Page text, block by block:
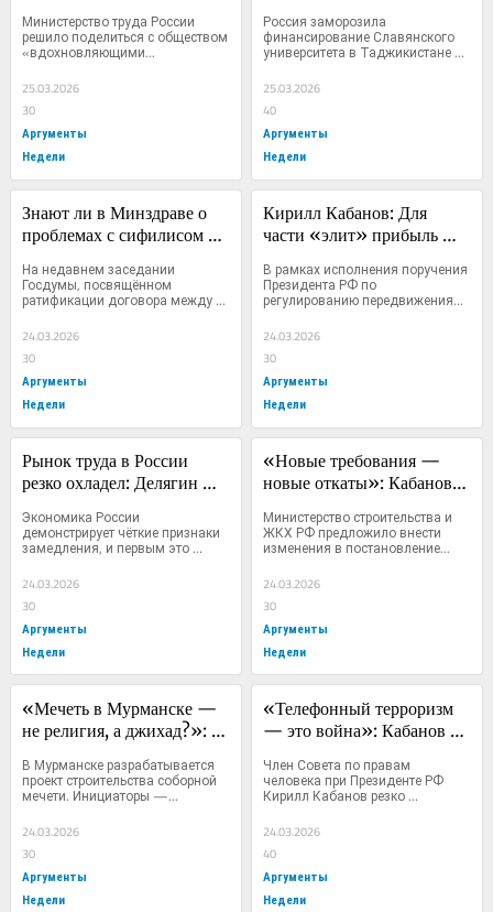
тысяч — своему?: как
Минтруд подсветил
рынке труда
Министерство труда России
решило поделиться с обществом
«вдохновляющими...
25.03.2026
30
Аргументы
Недели
пересмотреть подходы к
«мягкой силе» после
университете в
Таджикистане
Россия заморозила
финансирование Славянского
университета в Таджикистане
после...
25.03.2026
40
Аргументы
Недели
Знают ли в Минздраве о
проблемах с сифилисом
задал неудобный вопрос
заместителю министра
На недавнем заседании
Госдумы, посвящённом
ратификации договора между
Россией и...
24.03.2026
30
Аргументы
Недели
Кирилл Кабанов: Для
части «элит» прибыль
наших граждан, стариков и
детей
В рамках исполнения поручения
Президента РФ по
регулированию передвижения...
24.03.2026
30
Аргументы
Недели
Рынок труда в России
резко охладел: Делягин
выживания» для наёмных
работников
Экономика России
демонстрирует чёткие признаки
замедления, и первым это
ударяет...
24.03.2026
30
Аргументы
Недели
«Новые требования —
новые откаты»: Кабанов
за «коррупционную»
реформу ЖКХ
Министерство строительства и
ЖКХ РФ предложило внести
изменения в постановление...
24.03.2026
30
Аргументы
Недели
«Мечеть в Мурманске —
не религия, а джихад?»:
за строительства
исламских объектов на
В Мурманске разрабатывается
проект строительства соборной
мечети. Инициаторы —...
24.03.2026
30
Аргументы
Недели
«Телефонный терроризм
— это война»: Кабанов
центры мошенников
военными целями
Член Совета по правам
человека при Президенте РФ
Кирилл Кабанов резко
высказался...
24.03.2026
40
Аргументы
Недели